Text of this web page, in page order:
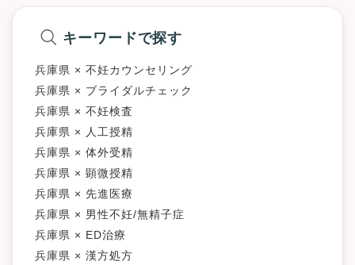
キーワードで探す
兵庫県 × 不妊カウンセリング
兵庫県 × ブライダルチェック
兵庫県 × 不妊検査
兵庫県 × 人工授精
兵庫県 × 体外受精
兵庫県 × 顕微授精
兵庫県 × 先進医療
兵庫県 × 男性不妊/無精子症
兵庫県 × ED治療
兵庫県 × 漢方処方